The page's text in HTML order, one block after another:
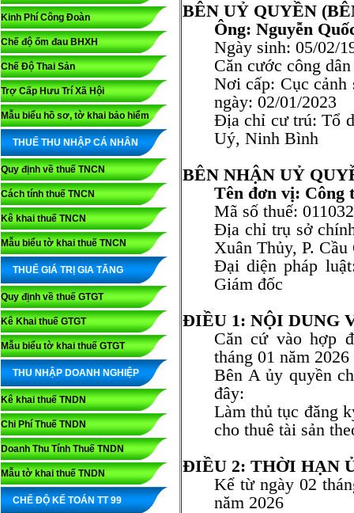
Kinh Phí Công Đoàn
Chế độ ốm đau BHXH
Chế Độ Thai Sản
Trợ Cấp Hưu Trí Xã Hội
Mẫu biểu hồ sơ, tờ khai bảo hiểm
THUẾ THU NHẬP CÁ NHÂN
Quy định về thuế TNCN
Cách tính thuế TNCN
Kê khai thuế TNCN
Mẫu biểu tờ khai thuế TNCN
THUẾ GIÁ TRỊ GIA TĂNG
Quy định về thuế GTGT
Kê Khai thuế GTGT
Mẫu biểu tờ khai thuế GTGT
THU NHẬP DOANH NGHIỆP
Kê khai thuế TNDN
Chi Phí Thuế TNDN
Doanh Thu Tính Thuế TNDN
Mẫu tờ khai thuế TNDN
CHẾ ĐỘ KẾ TOÁN TT 99
BÊN UỶ QUYỀN
Ông: Nguyễn
Ngày sinh: 05/02/
Căn cước công
Nơi cấp: Cục cảnh
ngày: 02/01/2023
Địa chỉ cư trú: Tổ
Uý, Ninh Bình
BÊN NHẬN UỶ
Tên đơn vị: Công
Mã số thuế:
Địa chỉ trụ sở
Xuân Thủy, P.
Đại diện pháp
Giám đốc
ĐIỀU 1: NỘI DUNG
Căn cứ vào hợp
tháng 01 năm 2026
Bên A ủy quyền
đây:
Làm thủ tục đăng
cho thuê tài sản
ĐIỀU 2: THỜI HẠN
Kể từ ngày 02
năm 2026